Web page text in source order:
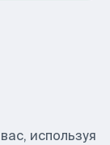
используя